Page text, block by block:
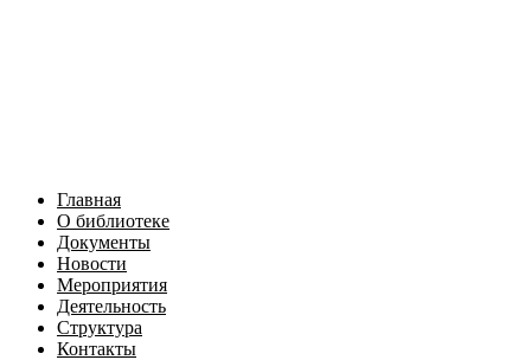
Главная
О библиотеке
Документы
Новости
Мероприятия
Деятельность
Структура
Контакты